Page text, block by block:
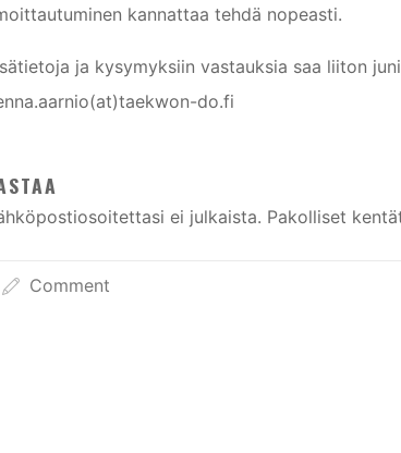
kannattaa tehdä nopeasti.
ja kysymyksiin vastauksia saa liiton
do.fi
ei julkaista. Pakolliset